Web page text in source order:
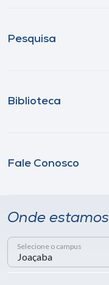
Pesquisa
Biblioteca
Fale Conosco
Onde estamos
Selecione o campus